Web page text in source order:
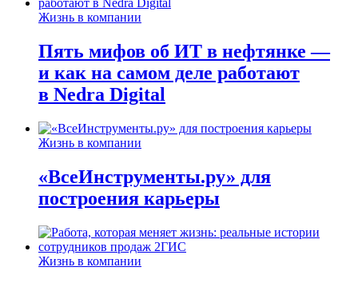
Жизнь в компании
Пять мифов об ИТ в нефтянке —
и как на самом деле работают
в Nedra Digital
Жизнь в компании
«ВсеИнструменты.ру» для
построения карьеры
Жизнь в компании